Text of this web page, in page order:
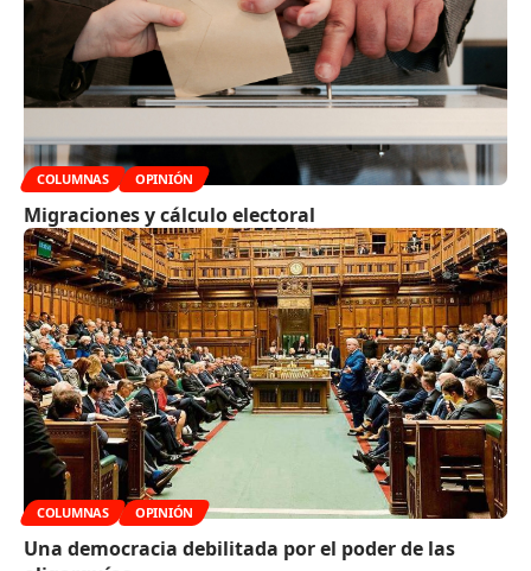
COLUMNAS OPINIÓN
Migraciones y cálculo electoral
COLUMNAS OPINIÓN
Una democracia debilitada por el poder de las